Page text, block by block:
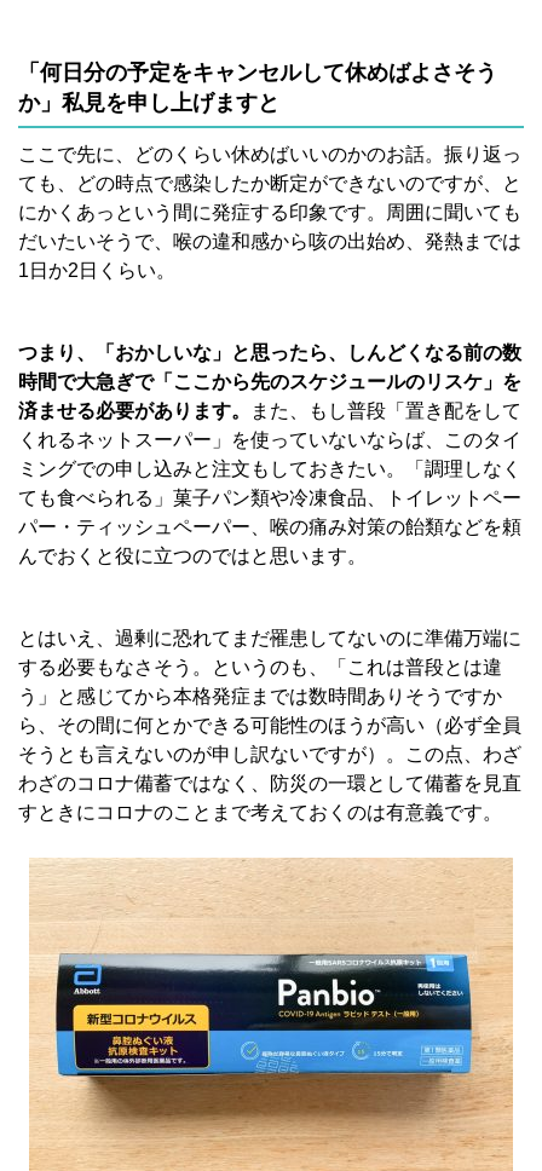
「何日分の予定をキャンセルして休めばよさそう
か」私見を申し上げますと
ここで先に、どのくらい休めばいいのかのお話。振り返っ
ても、どの時点で感染したか断定ができないのですが、と
にかくあっという間に発症する印象です。周囲に聞いても
だいたいそうで、喉の違和感から咳の出始め、発熱までは
1日か2日くらい。
つまり、「おかしいな」と思ったら、しんどくなる前の数
時間で大急ぎで「ここから先のスケジュールのリスケ」を
済ませる必要があります。
また、もし普段「置き配をして
くれるネットスーパー」を使っていないならば、このタイ
ミングでの申し込みと注文もしておきたい。「調理しなく
ても食べられる」菓子パン類や冷凍食品、トイレットペー
パー・ティッシュペーパー、喉の痛み対策の飴類などを頼
んでおくと役に立つのではと思います。
とはいえ、過剰に恐れてまだ罹患してないのに準備万端に
する必要もなさそう。というのも、「これは普段とは違
う」と感じてから本格発症までは数時間ありそうですか
ら、その間に何とかできる可能性のほうが高い（必ず全員
そうとも言えないのが申し訳ないですが）。この点、わざ
わざのコロナ備蓄ではなく、防災の一環として備蓄を見直
すときにコロナのことまで考えておくのは有意義です。